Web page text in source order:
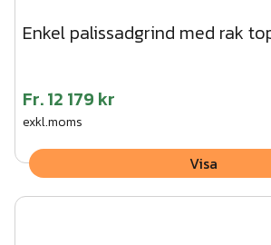
Enkel palissadgrind med rak
Fr.12 179 kr
exkl.moms
Visa